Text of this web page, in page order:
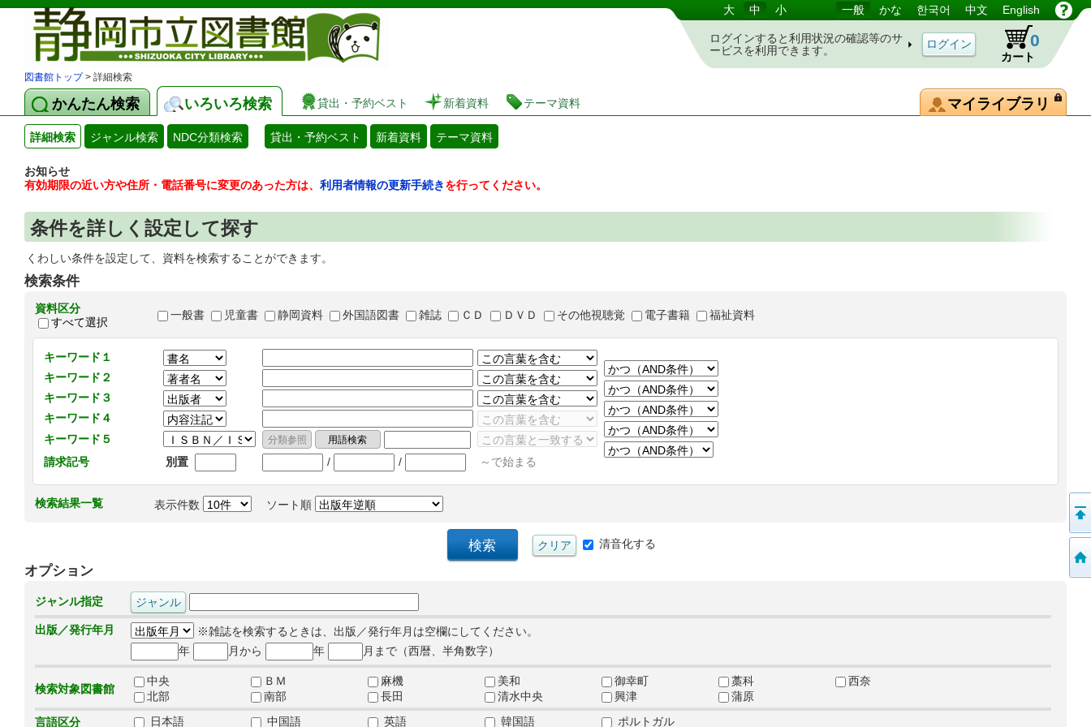
図書館 蔵書検索・予約システム 大 中 小 一般 かな 한국어 中文 English
ログインすると利用状況の確認等のサ
ービスを利用できます。
カート
0
図書館トップ> 詳細検索
かんたん検索 いろいろ検索 貸出・予約ベスト 新着資料 テーマ資料 マイライブラリ
詳細検索 ジャンル検索 NDC分類検索 貸出・予約ベスト 新着資料 テーマ資料
お知らせ
有効期限の近い方や住所・電話番号に変更のあった方は、 利用者情報の更新手続きを行ってください。
条件を詳しく設定して探す
くわしい条件を設定して、資料を検索することができます。
検索条件
資料区分
すべて選択
一般書 児童書 静岡資料 外国語図書 雑誌 ＣＤ ＤＶＤ その他視聴覚 電子書籍 福祉資料
キーワード１
キーワード２
キーワード３
キーワード４
キーワード５
請求記号
別置 / / ～で始まる
検索結果一覧 表示件数 ソート順
清音化する
オプション
ジャンル指定
出版／発行年月
※雑誌を検索するときは、出版／発行年月は空欄にしてください。
年
月から 年 月まで（西暦、半角数字）
検索対象図書館
中央 ＢＭ 麻機 美和 御幸町 藁科
西奈
北部
南部 長田 清水中央 興津
蒲原
言語区分
日本語 中国語 英語 韓国語 ポルトガル